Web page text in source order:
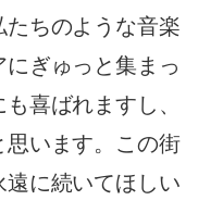
たちのような音楽
ぎゅっと集まっ
喜ばれますし、
います。この街
に続いてほしい